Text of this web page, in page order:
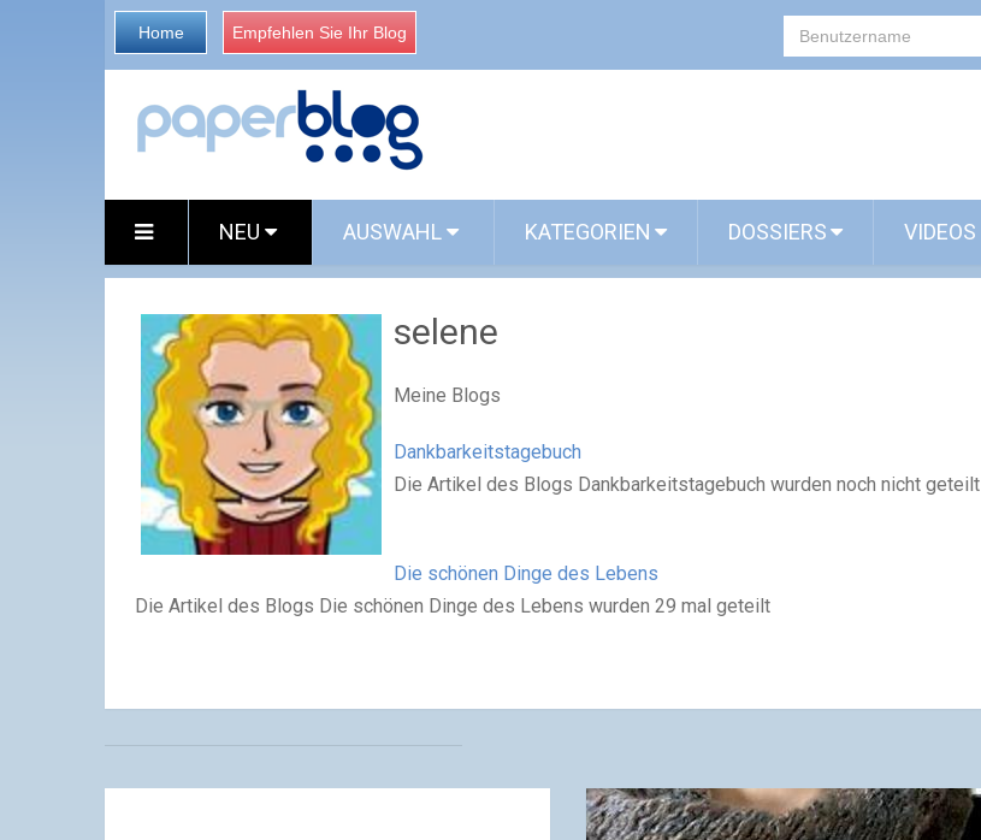
Home Empfehlen Sie Ihr Blog
NEU AUSWAHL KATEGORIEN DOSSIERS VIDEOS
selene
Meine Blogs
Dankbarkeitstagebuch
Die Artikel des Blogs Dankbarkeitstagebuch wurden noch nicht geteilt
Die schönen Dinge des Lebens
Die Artikel des Blogs Die schönen Dinge des Lebens wurden 29 mal geteilt